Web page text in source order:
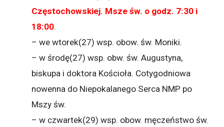
Częstochowskiej. Msze św. o godz. 7:30 i
18:00.
– we wtorek(27) wsp. obow. św. Moniki.
– w środę(27) wsp. obw. św. Augustyna,
biskupa i doktora Kościoła. Cotygodniowa
nowenna do Niepokalanego Serca NMP po
Mszy św.
– w czwartek(29) wsp. obow. męczeństwo św.